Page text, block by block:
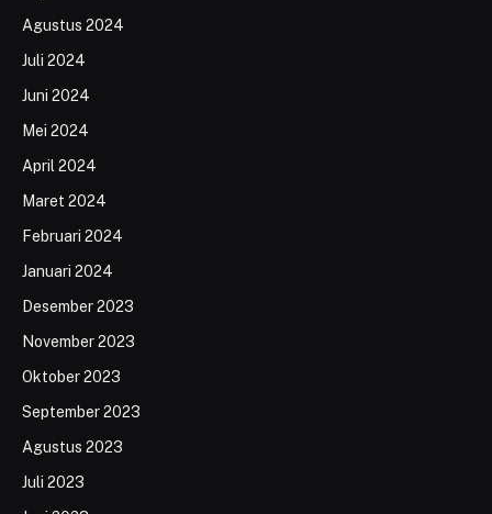
Agustus 2024
Juli 2024
Juni 2024
Mei 2024
April 2024
Maret 2024
Februari 2024
Januari 2024
Desember 2023
November 2023
Oktober 2023
September 2023
Agustus 2023
Juli 2023